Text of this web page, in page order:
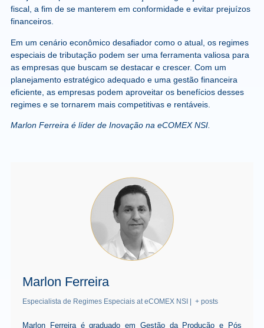
fiscal, a fim de se manterem em conformidade e evitar prejuízos
financeiros.
Em um cenário econômico desafiador como o atual, os regimes
especiais de tributação podem ser uma ferramenta valiosa para
as empresas que buscam se destacar e crescer. Com um
planejamento estratégico adequado e uma gestão financeira
eficiente, as empresas podem aproveitar os benefícios desses
regimes e se tornarem mais competitivas e rentáveis.
Marlon Ferreira é líder de Inovação na eCOMEX NSI.
Marlon Ferreira
Especialista de Regimes Especiais at eCOMEX NSI + posts
Marlon Ferreira é graduado em Gestão da Produção e Pós